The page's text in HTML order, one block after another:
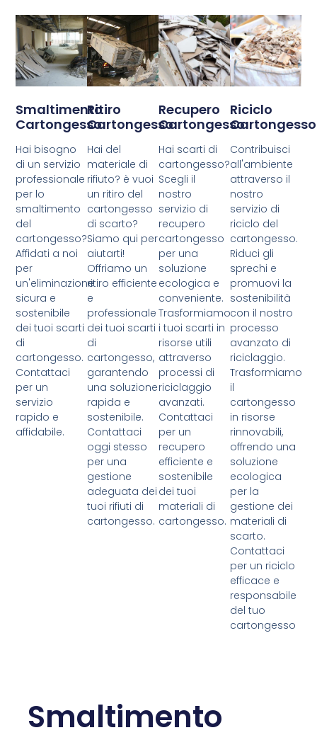
Smaltimento
Cartongesso
Hai bisogno
di un servizio
professionale
per lo
smaltimento
del
cartongesso?
Affidati a noi
per
un'eliminazione
sicura e
sostenibile
dei tuoi scarti
di
cartongesso.
Contattaci
per un
servizio
rapido e
affidabile.
Ritiro
Cartongesso
Hai del
materiale di
rifiuto? è vuoi
un ritiro del
cartongesso
di scarto?
Siamo qui per
aiutarti!
Offriamo un
ritiro efficiente
e
professionale
dei tuoi scarti
di
cartongesso,
garantendo
una soluzione
rapida e
sostenibile.
Contattaci
oggi stesso
per una
gestione
adeguata dei
tuoi rifiuti di
cartongesso.
Recupero
Cartongesso
Hai scarti di
cartongesso?
Scegli il
nostro
servizio di
recupero
cartongesso
per una
soluzione
ecologica e
conveniente.
Trasformiamo
i tuoi scarti in
risorse utili
attraverso
processi di
riciclaggio
avanzati.
Contattaci
per un
recupero
efficiente e
sostenibile
dei tuoi
materiali di
cartongesso.
Riciclo
Cartongesso
Contribuisci
all'ambiente
attraverso il
nostro
servizio di
riciclo del
cartongesso.
Riduci gli
sprechi e
promuovi la
sostenibilità
con il nostro
processo
avanzato di
riciclaggio.
Trasformiamo
il
cartongesso
in risorse
rinnovabili,
offrendo una
soluzione
ecologica
per la
gestione dei
materiali di
scarto.
Contattaci
per un riciclo
efficace e
responsabile
del tuo
cartongesso
Smaltimento